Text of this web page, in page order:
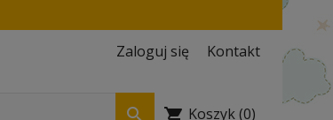
Zaloguj się Kontakt
shopping_cart Koszyk(0)
